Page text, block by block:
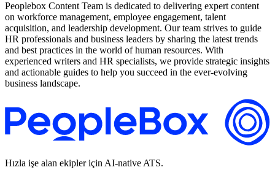
Peoplebox Content Team is dedicated to delivering expert content
on workforce management, employee engagement, talent
acquisition, and leadership development. Our team strives to guide
HR professionals and business leaders by sharing the latest trends
and best practices in the world of human resources. With
experienced writers and HR specialists, we provide strategic insights
and actionable guides to help you succeed in the ever-evolving
business landscape.
Hızla işe alan ekipler için AI-native ATS.